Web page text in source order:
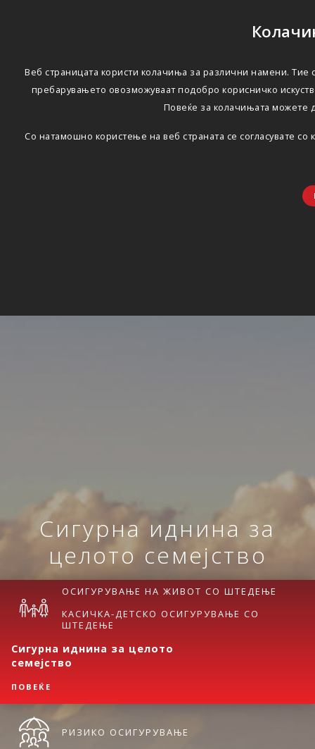
Веб страницата користи колачиња за различни намени.
пребарувањето овозможуваат подобро корисничко
Повеќе за колачињата можете
Со натамошно користење на веб страната се согласувате
Сигурна иднина за
целото семејство
ОСИГУРУВАЊЕ НА ЖИВОТ СО ШТЕДЕЊЕ
КАСИЧКА-ДЕТСКО ОСИГУРУВАЊЕ СО
ШТЕДЕЊЕ
Сигурна иднина за целото
семејство
ПОВЕЌЕ
РИЗИКО ОСИГУРУВАЊЕ